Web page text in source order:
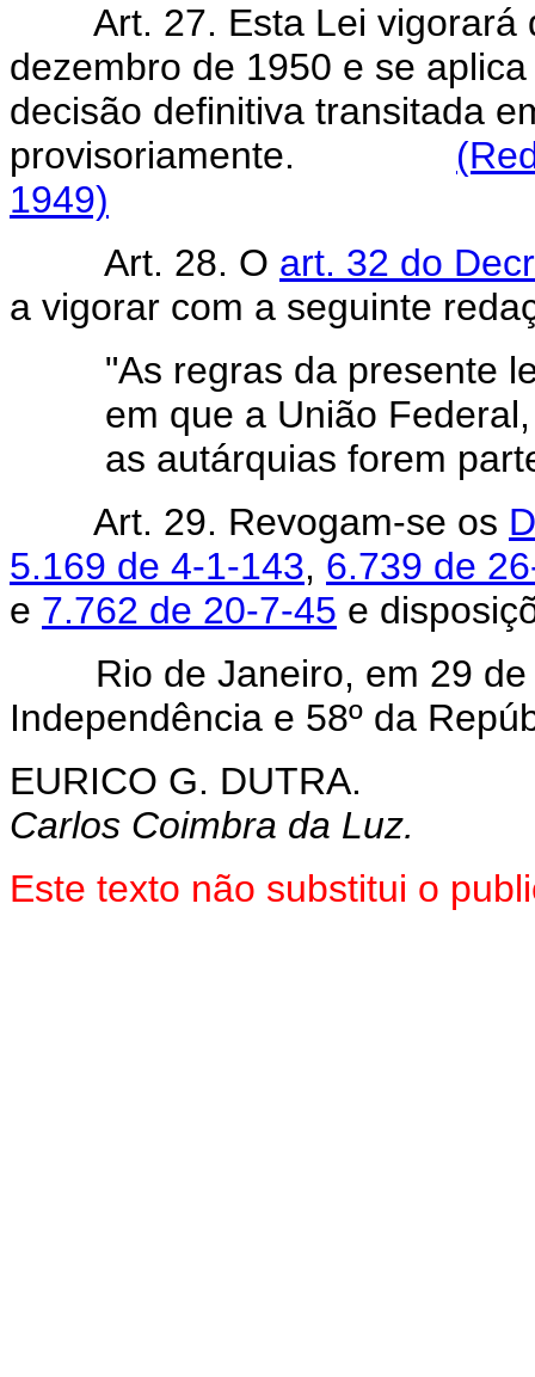
Art. 27. Esta Lei vigorará
dezembro de 1950 e se
decisão definitiva transitada
provisoriamente.
1949)
Art. 28. O art. 32 do
a vigorar com a seguinte
"As regras da presente
em que a União
as autárquias forem
Art. 29. Revogam-se os
5.169 de 4-1-143, 6.739 de
e 7.762 de 20-7-45 e
Rio de Janeiro, em 29 de
Independência e 58º da
EURICO G. DUTRA.
Carlos Coimbra da Luz.
Este texto não substitui o